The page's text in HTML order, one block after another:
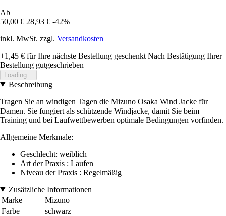
Ab
50,00 € 28,93 € -42%
inkl. MwSt. zzgl. Versandkosten
+1,45 € für Ihre nächste Bestellung geschenkt Nach Bestätigung Ihrer
Bestellung gutgeschrieben
Loading...
Beschreibung
Tragen Sie an windigen Tagen die Mizuno Osaka Wind Jacke für
Damen. Sie fungiert als schützende Windjacke, damit Sie beim
Training und bei Laufwettbewerben optimale Bedingungen vorfinden.
Allgemeine Merkmale:
Geschlecht: weiblich
Art der Praxis : Laufen
Niveau der Praxis : Regelmäßig
Zusätzliche Informationen
Marke
Mizuno
Farbe
schwarz